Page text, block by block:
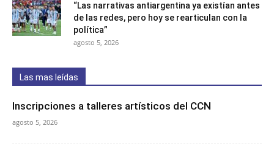
“Las narrativas antiargentina ya existían antes
de las redes, pero hoy se rearticulan con la
política”
agosto 5, 2026
Las mas leídas
Inscripciones a talleres artísticos del CCN
agosto 5, 2026